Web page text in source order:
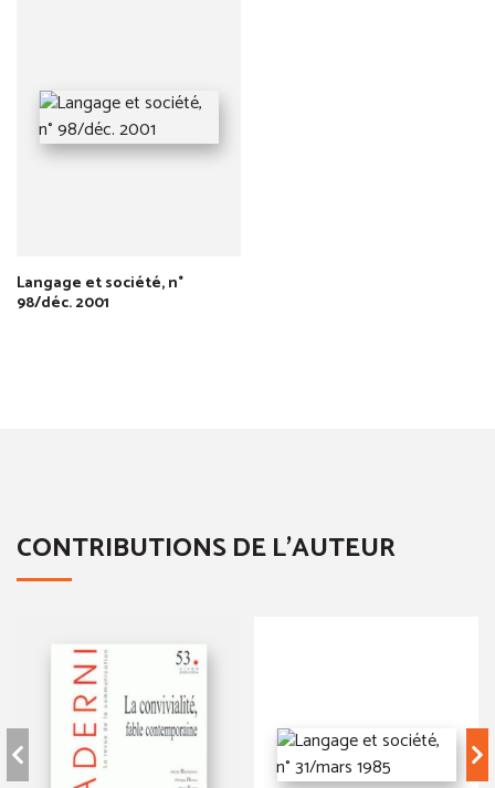
Langage et société, n°
98/déc. 2001
CONTRIBUTIONS DE L'AUTEUR